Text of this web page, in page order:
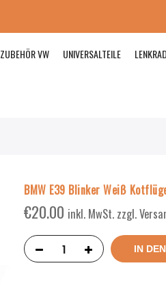
ZUBEHÖR VW UNIVERSALTEILE
BMW E39 Blinker Weiß
€20.00 inkl. MwSt. zzgl.
IN